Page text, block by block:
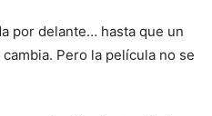
por delante… hasta que un
Pero la película no se